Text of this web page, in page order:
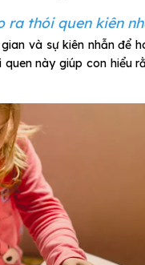
ra thói quen kiên
và sự kiên nhẫn để
quen này giúp con